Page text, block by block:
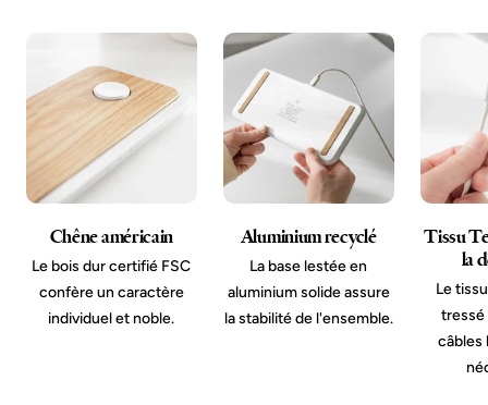
Chêne américain
Le bois dur certifié FSC
confère un caractère
individuel et noble.
Aluminium recyclé
La base lestée en
aluminium solide assure
la stabilité de l'ensemble.
Tissu
la
Le
tressé
câbles